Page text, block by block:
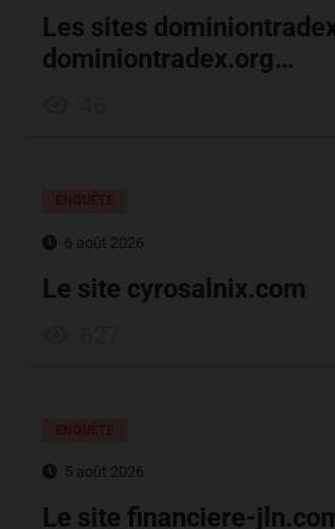
Les sites
dominiontradex.org…
6 août 2026
Le site cyrosalnix.com
5 août 2026
Le site financiere-